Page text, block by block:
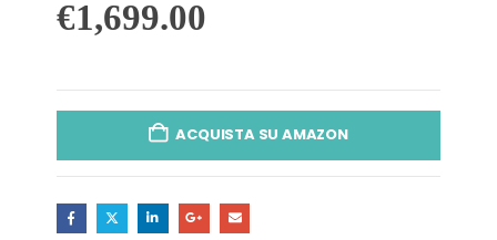
€1,699.00
ACQUISTA SU AMAZON